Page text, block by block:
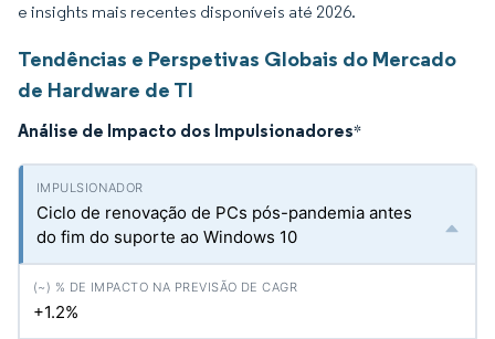
e insights mais recentes disponíveis até 2026.
Tendências e Perspetivas Globais do Mercado
de Hardware de TI
Análise de Impacto dos Impulsionadores*
Ciclo de renovação de PCs pós-pandemia antes
do fim do suporte ao Windows 10
+1.2%